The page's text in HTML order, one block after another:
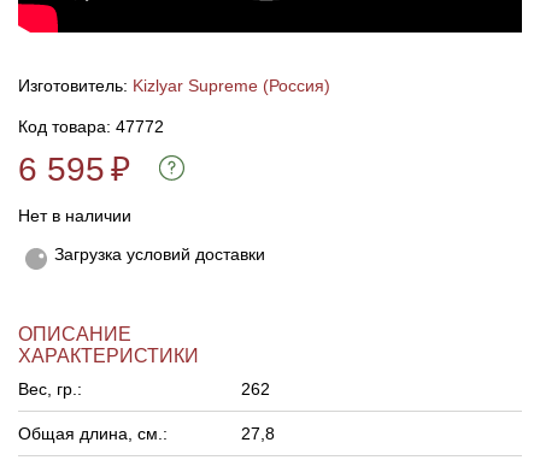
Изготовитель: Kizlyar Supreme (Россия)
Код товара: 47772
6 595₽
Нет в наличии
Загрузка условий доставки
ОПИСАНИЕ
ХАРАКТЕРИСТИКИ
Вес, гр.: 262
Общая длина, см.: 27,8
Полочки для лука
Кликеры для лука
Ножи складные